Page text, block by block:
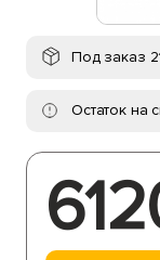
Под заказ
Остаток на